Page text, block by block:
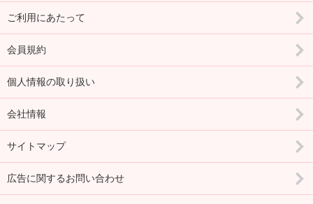
ご利用にあたって
会員規約
個人情報の取り扱い
会社情報
サイトマップ
広告に関するお問い合わせ